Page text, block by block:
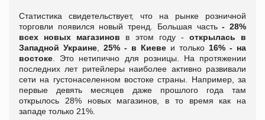
Статистика свидетельствует, что на рынке розничной
торговли появился новый тренд. Большая часть- 28%
всех новых магазинов в этом году - открылась в
Западной Украине
25% - в Киеве и только 16% - на
востоке . Это нетипично для розницы. На протяжении
последних лет ритейлеры наиболее активно развивали
сети на густонаселенном востоке страны. Например, за
первые девять месяцев даже прошлого года там
открылось 28% новых магазинов, в то время как на
западе только 21%.